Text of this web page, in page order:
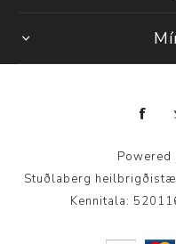
Powered
Stuðlaberg
Kennitala: